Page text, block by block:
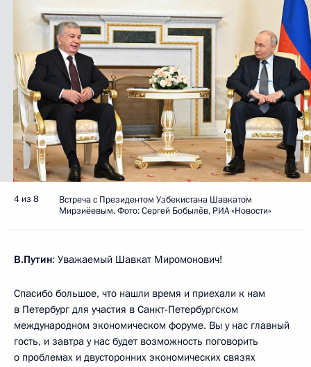
4 из 8
Встреча с Президентом Узбекистана Шавкатом
Мирзиёевым. Фото: Сергей Бобылёв, РИА «Новости»
В.Путин: Уважаемый Шавкат Миромонович!
Спасибо большое, что нашли время и приехали к нам
в Петербург для участия в Санкт-Петербургском
международном экономическом форуме. Вы у нас главный
гость, и завтра у нас будет возможность поговорить
о проблемах и двусторонних экономических связях